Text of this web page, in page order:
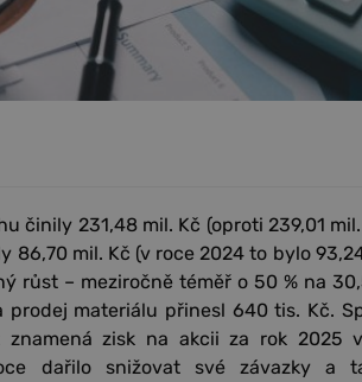
činily 231,48 mil. Kč (oproti 239,01
mil. Kč (v roce 2024 to bylo
růst – meziročně téměř o 50 % na
prodej materiálu přinesl 640 tis. Kč.
zisk na akcii za rok 2025
dařilo snižovat své závazky a